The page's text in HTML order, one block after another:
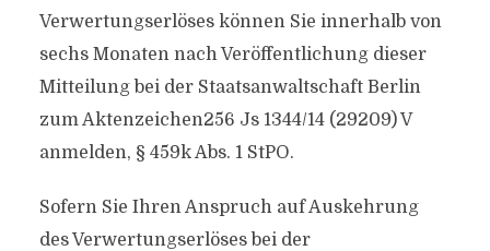
Verwertungserlöses können Sie innerhalb von
sechs Monaten nach Veröffentlichung dieser
Mitteilung bei der Staatsanwaltschaft Berlin
zum Aktenzeichen256 Js 1344/14 (29209) V
anmelden, § 459k Abs. 1 StPO.
Sofern Sie Ihren Anspruch auf Auskehrung
des Verwertungserlöses bei der